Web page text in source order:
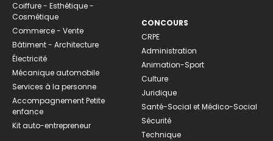
Coiffure - Esthétique -
Cosmétique
Commerce - Vente
Bâtiment - Architecture
Électricité
Mécanique automobile
Services à la personne
Accompagnement Petite
enfance
Kit auto-entrepreneur
CONCOURS
CRPE
Administration
Animation-Sport
Culture
Juridique
Santé-Social et Médico-Social
Sécurité
Technique